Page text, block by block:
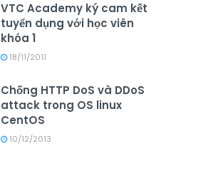
VTC Academy ký cam kết
tuyển dụng với học viên
khóa 1
18/11/2011
Chống HTTP DoS và DDoS
attack trong OS linux
CentOS
10/12/2013